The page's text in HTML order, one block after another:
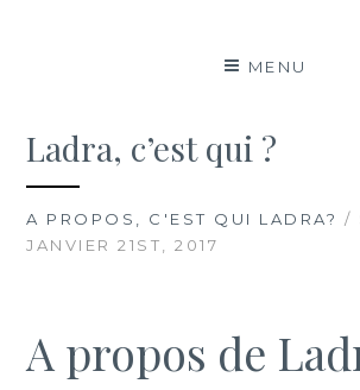
MENU
Ladra, c’est qui ?
A PROPOS, C'EST QUI LADRA? /
JANVIER 21ST, 2017
A propos de